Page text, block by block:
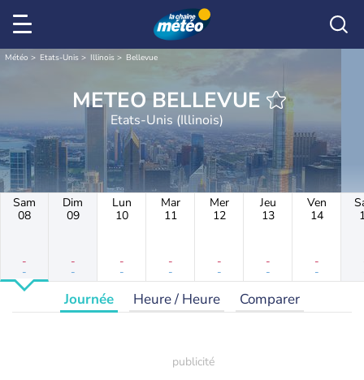
Météo Etats-Unis Illinois Bellevue
METEO BELLEVUE
Etats-Unis (Illinois)
Sam
08
-
-
Dim
09
-
-
Lun
10
-
-
Mar
11
-
-
Mer
12
-
-
Jeu
13
-
-
Ven
14
-
-
Journée Heure / Heure Comparer